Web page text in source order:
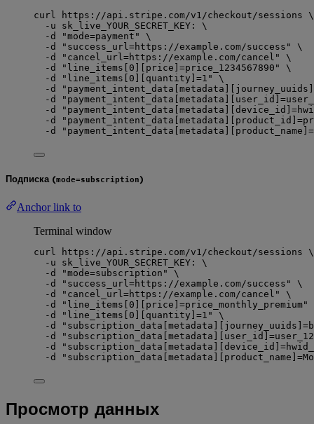
curl https://api.stripe.com/v1/checkout/sessions
\
-u
sk_live_YOUR_SECRET_KEY:
\
-d
"mode=payment "
\
-d
" success_url=https://example.com/success "
\
-d
" cancel_url=https://example.com/cancel "
\
-d
" line_items[0][price]=price_1234567890 "
\
-d
" line_items[0][quantity]=1 "
\
-d
"
-d
"
-d
"
-d
"
-d
"
Подписка (mode=subscription)
Anchor link to
Terminal window
curl https://api.stripe.com/v1/checkout/sessions
\
-u
sk_live_YOUR_SECRET_KEY:
\
-d
"mode=subscription "
\
-d
" success_url=https://example.com/success "
\
-d
" cancel_url=https://example.com/cancel "
\
-d
" line_items[0][price]=price_monthly_premium"
-d
" line_items[0][quantity]=1 "
\
-d
"
-d
"
-d
"
-d
"
Просмотр данных